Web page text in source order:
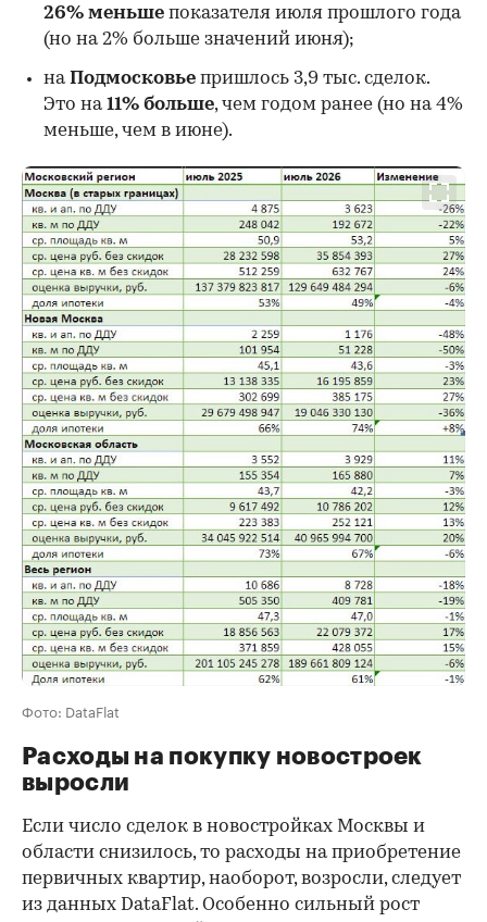
00:00 / 00:00
26% меньше показателя июля прошлого года
(но на 2% больше значений июня);
наПодмосковье пришлось 3,9 тыс. сделок.
Это на11% больше, чем годом ранее (но на 4%
меньше, чем в июне).
Фото: DataFlat
Расходы на покупку новостроек
выросли
Если число сделок в новостройках Москвы и
области снизилось, то расходы на приобретение
первичных квартир, наоборот, возросли, следует
из данных DataFlat. Особенно сильный рост